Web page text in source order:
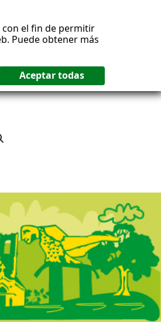
con el fin de permitir
Puede obtener más